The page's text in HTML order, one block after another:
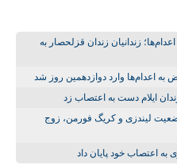
زندانیان زندان قزلحصار به
به اعدام‌ها وارد دوازدهمین روز شد
ایلام دست به اعتصاب زد
لیندزی و کریگ فورمن، زوج
اعتصاب خود پایان داد